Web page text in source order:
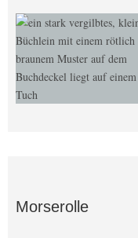
Morserolle